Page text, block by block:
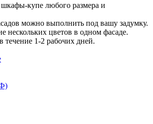
шкафы-купе любого размера и
можно выполнить под вашу задумку.
нескольких цветов в одном фасаде.
течение 1-2 рабочих дней.